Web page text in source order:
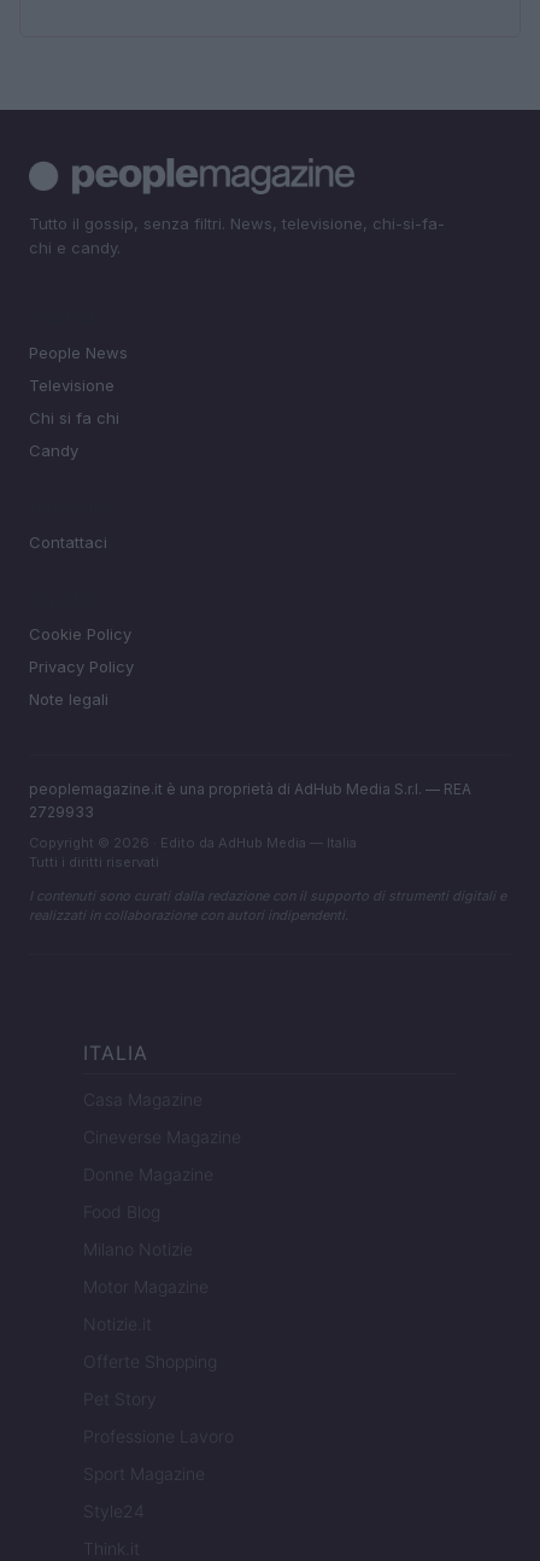
Tutto il gossip, senza filtri. News, televisione, chi-si-fa-
chi e candy.
People News
Televisione
Chi si fa chi
Candy
Contattaci
Cookie Policy
Privacy Policy
Note legali
peoplemagazine.it è una proprietà di AdHub Media S.r.l. — REA
2729933
Copyright © 2026 · Edito da AdHub Media — Italia
Tutti i diritti riservati
I contenuti sono curati dalla redazione con il supporto di strumenti digitali e
realizzati in collaborazione con autori indipendenti.
ITALIA
Casa Magazine
Cineverse Magazine
Donne Magazine
Food Blog
Milano Notizie
Motor Magazine
Notizie.it
Offerte Shopping
Pet Story
Professione Lavoro
Sport Magazine
Style24
Think.it